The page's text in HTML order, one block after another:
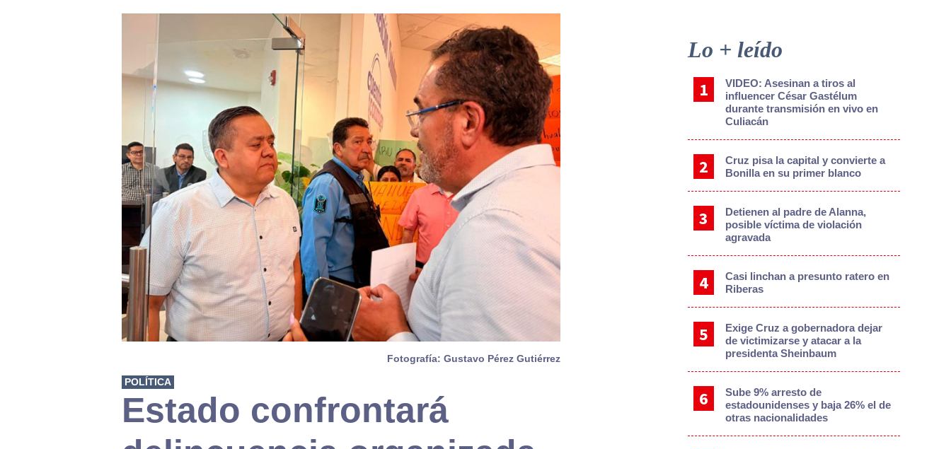
Fotografía: Gustavo Pérez Gutiérrez
POLÍTICA
Estado confrontará
Sidebar
Lo + leído
VIDEO: Asesinan a tiros al
influencer César Gastélum
durante transmisión en vivo en
Culiacán
Cruz pisa la capital y convierte a
Bonilla en su primer blanco
Detienen al padre de Alanna,
posible víctima de violación
agravada
Casi linchan a presunto ratero en
Riberas
Exige Cruz a gobernadora dejar
de victimizarse y atacar a la
presidenta Sheinbaum
Sube 9% arresto de
estadounidenses y baja 26% el de
otras nacionalidades